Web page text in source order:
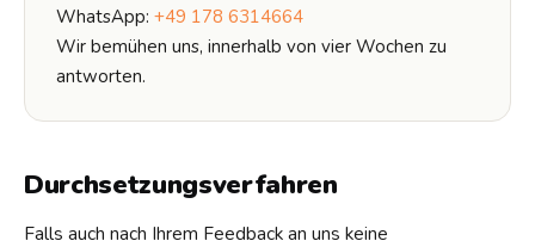
WhatsApp: +49 178 6314664
Wir bemühen uns, innerhalb von vier Wochen zu
antworten.
Durchsetzungsverfahren
Falls auch nach Ihrem Feedback an uns keine